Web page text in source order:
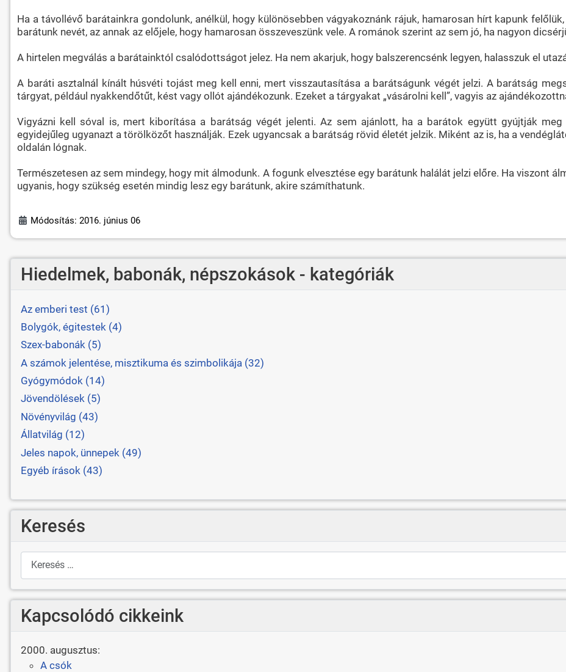
Ha a távollévő barátainkra gondolunk, anélkül, hogy különösebben vágyakoznánk rájuk, hamarosan hírt kapunk
barátunk nevét, az annak az előjele, hogy hamarosan összeveszünk vele. A románok szerint az sem jó, ha nagyon
A hirtelen megválás a barátainktól csalódottságot jelez. Ha nem akarjuk, hogy balszerencsénk legyen, halasszuk el
A baráti asztalnál kínált húsvéti tojást meg kell enni, mert visszautasítása a barátságunk végét jelzi. A barátság
tárgyat, például nyakkendőtűt, kést vagy ollót ajándékozunk. Ezeket a tárgyakat „vásárolni kell”, vagyis az
Vigyázni kell sóval is, mert kiborítása a barátság végét jelenti. Az sem ajánlott, ha a barátok együtt gyújtják
egyidejűleg ugyanazt a törölközőt használják. Ezek ugyancsak a barátság rövid életét jelzik. Miként az is, ha a
oldalán lógnak.
Természetesen az sem mindegy, hogy mit álmodunk. A fogunk elvesztése egy barátunk halálát jelzi előre. Ha viszont
ugyanis, hogy szükség esetén mindig lesz egy barátunk, akire számíthatunk.
Módosítás: 2016. június 06
Hiedelmek, babonák, népszokások - kategóriák
Az emberi test (61)
Bolygók, égitestek (4)
Szex-babonák (5)
A számok jelentése, misztikuma és szimbolikája (32)
Gyógymódok (14)
Jövendölések (5)
Növényvilág (43)
Állatvilág (12)
Jeles napok, ünnepek (49)
Egyéb írások (43)
Keresés
Keresés
Kapcsolódó cikkeink
2000. augusztus:
A csók